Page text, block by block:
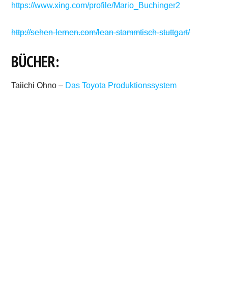
https://www.xing.com/profile/Mario_Buchinger2
http://sehen-lernen.com/lean-stammtisch-stuttgart/
BÜCHER:
Taiichi Ohno – Das Toyota Produktionssystem